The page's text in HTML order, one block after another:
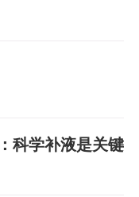
科学补液是关键